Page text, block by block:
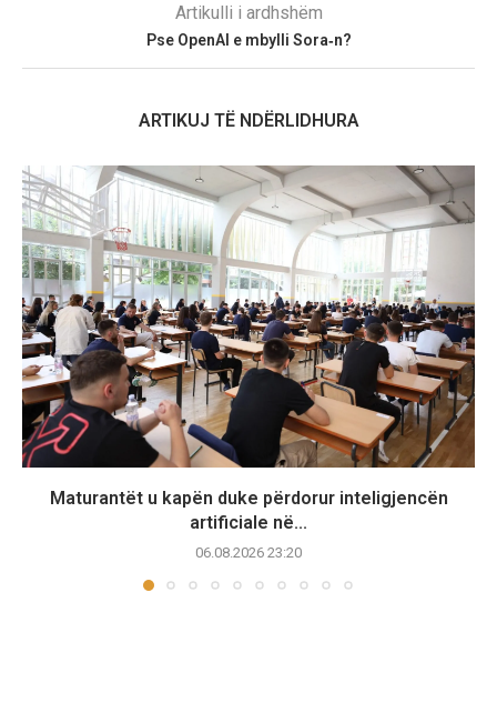
Artikulli i ardhshëm
Pse OpenAI e mbylli Sora‑n?
ARTIKUJ TË NDËRLIDHURA
Maturantët u kapën duke përdorur inteligjencën
artificiale në...
06.08.2026 23:20